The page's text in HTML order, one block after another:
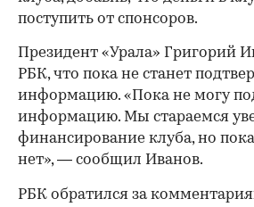
поступить от спонсоров.
Президент «Урала» Григорий
РБК, что пока не станет
информацию. «Пока не могу
информацию. Мы стараемся
финансирование клуба, но
нет», — сообщил Иванов.
РБК обратился за